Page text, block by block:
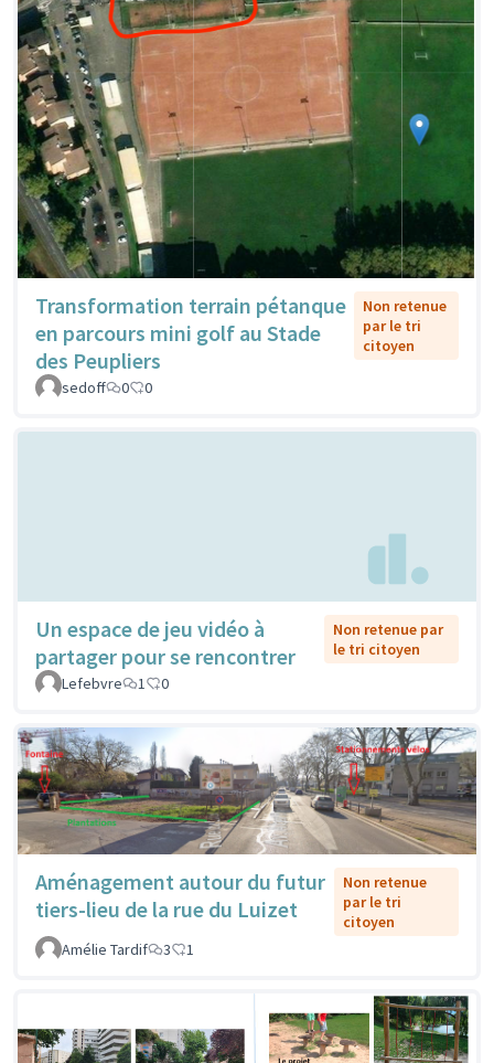
Transformation terrain pétanque
en parcours mini golf au Stade
des Peupliers
Non retenue
par le tri
citoyen
sedoff 0 0
Un espace de jeu vidéo à
partager pour se rencontrer
Non retenue par
le tri citoyen
Lefebvre
1 0
Aménagement autour du futur
tiers-lieu de la rue du Luizet
Non retenue
par le tri
citoyen
Amélie Tardif
3 1